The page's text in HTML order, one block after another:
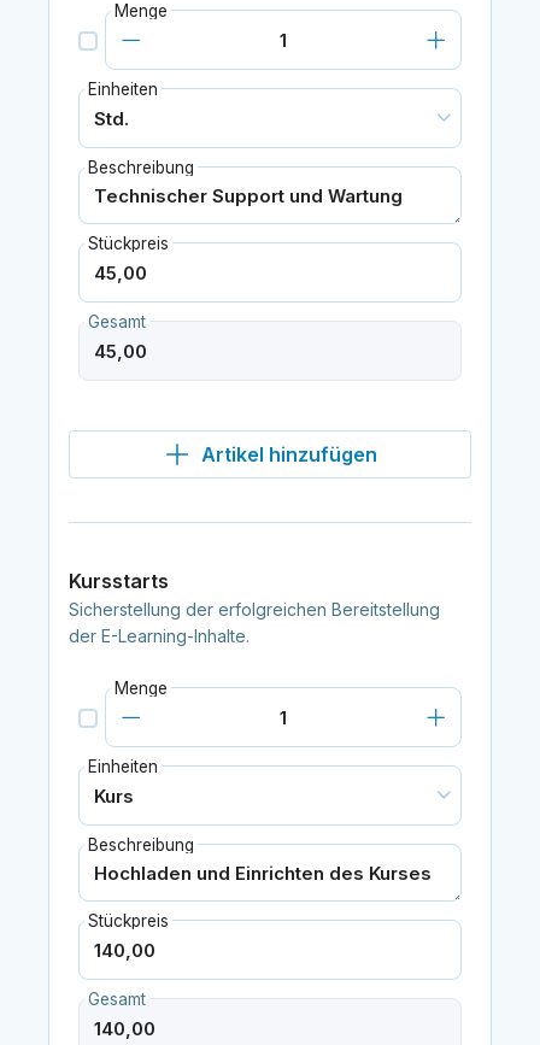
Menge
Einheiten
Beschreibung
Stückpreis
Gesamt
Artikel hinzufügen
Kursstarts
Sicherstellung der erfolgreichen Bereitstellung
der E-Learning-Inhalte.
Menge
Einheiten
Beschreibung
Stückpreis
Gesamt